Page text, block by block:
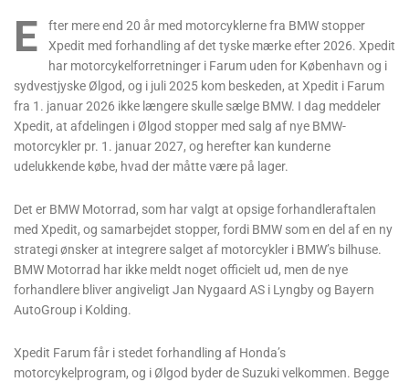
E
fter mere end 20 år med motorcyklerne fra BMW stopper
Xpedit med forhandling af det tyske mærke efter 2026. Xpedit
har motorcykelforretninger i Farum uden for København og i
sydvestjyske Ølgod, og i juli 2025 kom beskeden, at Xpedit i Farum
fra 1. januar 2026 ikke længere skulle sælge BMW. I dag meddeler
Xpedit, at afdelingen i Ølgod stopper med salg af nye BMW-
motorcykler pr. 1. januar 2027, og herefter kan kunderne
udelukkende købe, hvad der måtte være på lager.
Det er BMW Motorrad, som har valgt at opsige forhandleraftalen
med Xpedit, og samarbejdet stopper, fordi BMW som en del af en ny
strategi ønsker at integrere salget af motorcykler i BMW’s bilhuse.
BMW Motorrad har ikke meldt noget officielt ud, men de nye
forhandlere bliver angiveligt Jan Nygaard AS i Lyngby og Bayern
AutoGroup i Kolding.
Xpedit Farum får i stedet forhandling af Honda’s
motorcykelprogram, og i Ølgod byder de Suzuki velkommen. Begge